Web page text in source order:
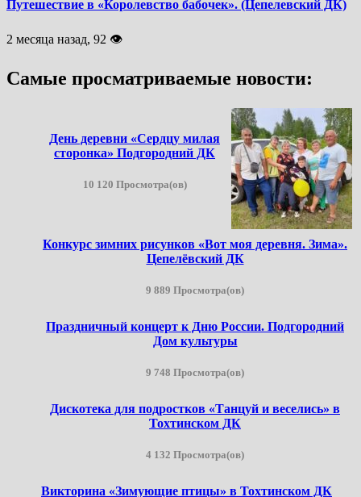
Путешествие в «Королевство бабочек». (Цепелевский ДК)
2 месяца назад, 92 👁
Самые просматриваемые новости:
День деревни «Сердцу милая
сторонка» Подгородний ДК
10 120 Просмотра(ов)
Конкурс зимних рисунков «Вот моя деревня. Зима».
Цепелёвский ДК
9 889 Просмотра(ов)
Праздничный концерт к Дню России. Подгородний
Дом культуры
9 748 Просмотра(ов)
Дискотека для подростков «Танцуй и веселись» в
Тохтинском ДК
4 132 Просмотра(ов)
Викторина «Зимующие птицы» в Тохтинском ДК